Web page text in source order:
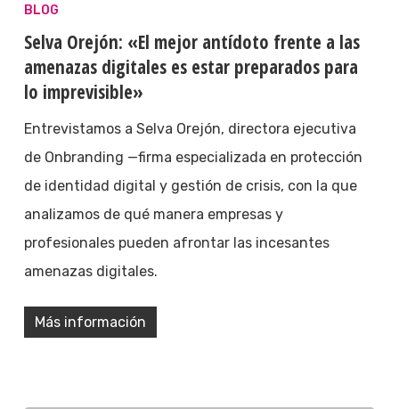
BLOG
Selva Orejón: «El mejor antídoto frente a las
amenazas digitales es estar preparados para
lo imprevisible»
Entrevistamos a Selva Orejón, directora ejecutiva
de Onbranding —firma especializada en protección
de identidad digital y gestión de crisis, con la que
analizamos de qué manera empresas y
profesionales pueden afrontar las incesantes
amenazas digitales.
Más información